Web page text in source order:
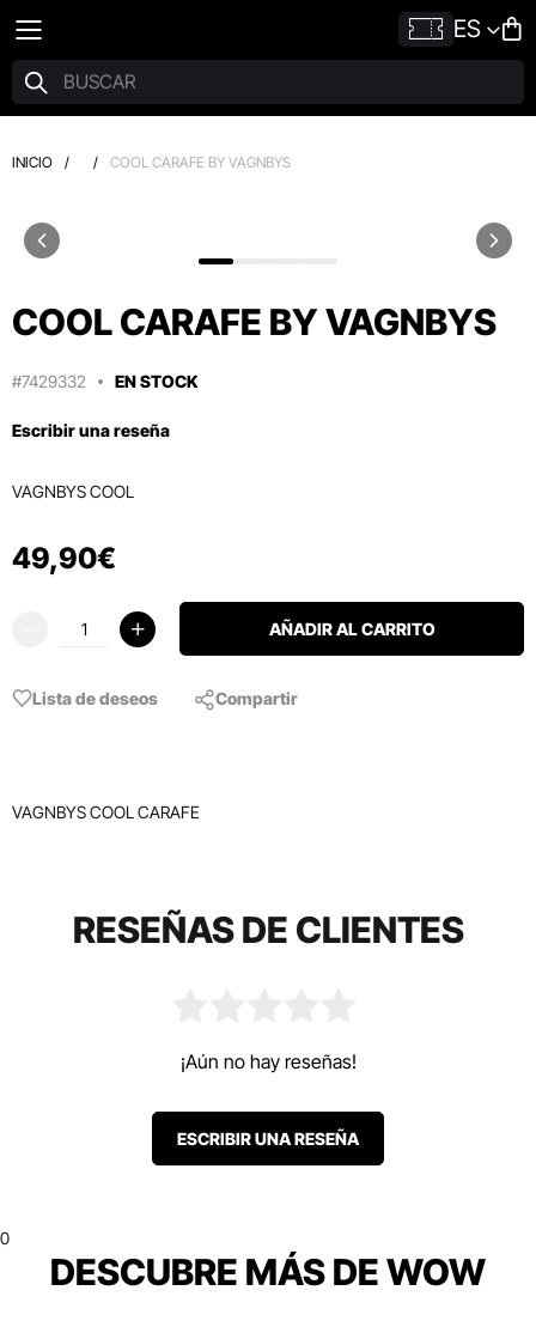
ES
INICIO / / COOL CARAFE BY VAGNBYS
COOL CARAFE BY VAGNBYS
#7429332 EN STOCK
Escribir una reseña
VAGNBYS COOL
49,90€
AÑADIR AL CARRITO
Lista de deseos Compartir
VAGNBYS COOL CARAFE
RESEÑAS DE CLIENTES
¡Aún no hay reseñas!
ESCRIBIR UNA RESEÑA
0
DESCUBRE MÁS DE WOW